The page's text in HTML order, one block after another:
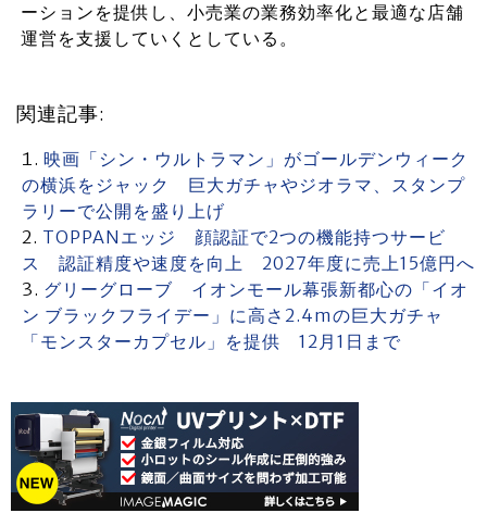
ーションを提供し、小売業の業務効率化と最適な店舗
運営を支援していくとしている。
関連記事:
映画「シン・ウルトラマン」がゴールデンウィーク
の横浜をジャック 巨大ガチャやジオラマ、スタンプ
ラリーで公開を盛り上げ
TOPPANエッジ 顔認証で2つの機能持つサービ
ス 認証精度や速度を向上 2027年度に売上15億円へ
グリーグローブ イオンモール幕張新都心の「イオ
ン ブラックフライデー」に高さ2.4mの巨大ガチャ
「モンスターカプセル」を提供 12月1日まで